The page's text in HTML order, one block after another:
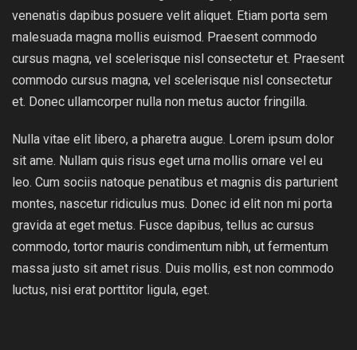
venenatis dapibus posuere velit aliquet. Etiam porta sem
malesuada magna mollis euismod. Praesent commodo
cursus magna, vel scelerisque nisl consectetur et. Praesent
commodo cursus magna, vel scelerisque nisl consectetur
et. Donec ullamcorper nulla non metus auctor fringilla.
Nulla vitae elit libero, a pharetra augue. Lorem ipsum dolor
sit ame. Nullam quis risus eget urna mollis ornare vel eu
leo. Cum sociis natoque penatibus et magnis dis parturient
montes, nascetur ridiculus mus. Donec id elit non mi porta
gravida at eget metus. Fusce dapibus, tellus ac cursus
commodo, tortor mauris condimentum nibh, ut fermentum
massa justo sit amet risus. Duis mollis, est non commodo
luctus, nisi erat porttitor ligula, eget.